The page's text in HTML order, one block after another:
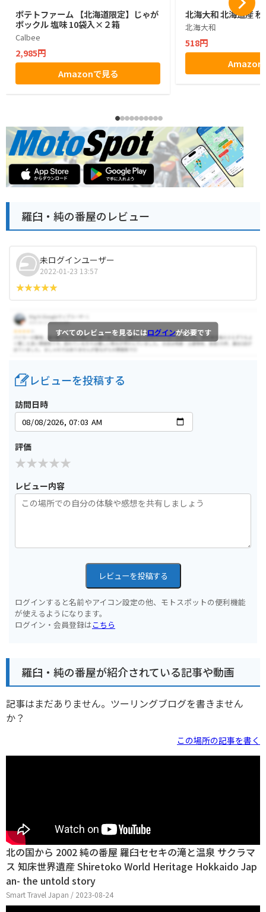
ポテトファーム 【北海道限定】じゃが
ポックル 塩味 10袋入×２箱
Calbee
2,985円
Amazonで見る
北海大和 北海道産
北海大和
518円
Amazon
羅臼・純の番屋のレビュー
未ログインユーザー
2022-01-23 13:57
すべてのレビューを見るにはログインが必要です
レビューを投稿する
訪問日時
評価
レビュー内容
レビューを投稿する
ログインすると名前やアイコン設定の他、モトスポットの便利機能
が使えるようになります。
ログイン・会員登録はこちら
羅臼・純の番屋が紹介されている記事や動画
記事はまだありません。ツーリングブログを書きません
か？
この場所の記事を書く
北の国から 2002 純の番屋 羅臼セセキの滝と温泉 サクラマ
ス 知床世界遺産 Shiretoko World Heritage Hokkaido Jap
an- the untold story
Smart Travel Japan / 2023-08-24